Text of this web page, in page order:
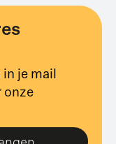
je mail
onze